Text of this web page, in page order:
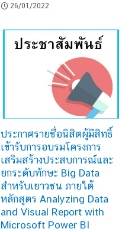
26/01/2022
ประกาศรายชื่อนิสิตผู้มีสิทธิ์
เข้ารับการอบรมโครงการ
เสริมสร้างประสบการณ์และ
ยกระดับทักษะ Big Data
สำหรับเยาวชน ภายใต้
หลักสูตร Analyzing Data
and Visual Report with
Microsoft Power BI